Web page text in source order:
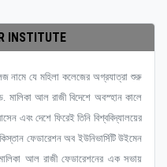
INSTITUTE
নামে যে মহিলা কলেজের অগ্রযাত্রা শুরু
আল রাজী বিদেশে অবস্হান কালে
এবং দেশে ফিরেই তিনি বিশ্ববিদ্যালয়ের
ফেডারেশন অব ইউনিভার্সিটি উইমেন
আল রাজী ফেডারেশনের এক সভায়